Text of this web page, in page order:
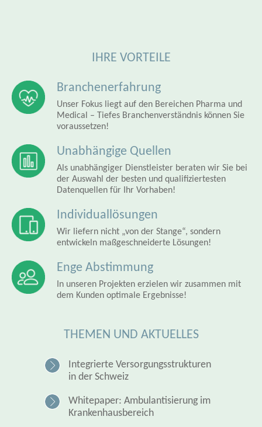
IHRE VORTEILE
Branchenerfahrung
Unser Fokus liegt auf den Bereichen Pharma und
Medical – Tiefes Branchenverständnis können Sie
voraussetzen!
Unabhängige Quellen
Als unabhängiger Dienstleister beraten wir Sie bei
der Auswahl der besten und qualifiziertesten
Datenquellen für Ihr Vorhaben!
Individuallösungen
Wir liefern nicht „von der Stange“, sondern
entwickeln maßgeschneiderte Lösungen!
Enge Abstimmung
In unseren Projekten erzielen wir zusammen mit
dem Kunden optimale Ergebnisse!
THEMEN UND AKTUELLES
Integrierte Versorgungsstrukturen
in der Schweiz
Whitepaper: Ambulantisierung im
Krankenhausbereich